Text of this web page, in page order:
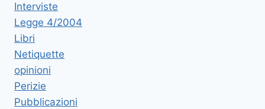
Interviste
Legge 4/2004
Libri
Netiquette
opinioni
Perizie
Pubblicazioni